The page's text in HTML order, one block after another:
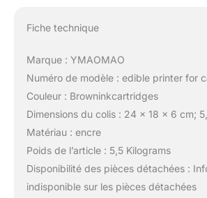
Fiche technique
Marque : YMAOMAO
Numéro de modèle : edible printer for
Couleur : Browninkcartridges
Dimensions du colis : 24 x 18 x 6 cm;
Matériau : encre
Poids de l’article : 5,5 Kilograms
Disponibilité des pièces détachées :
indisponible sur les pièces détachées